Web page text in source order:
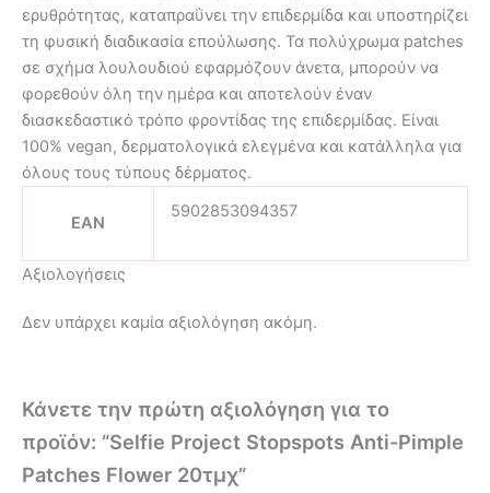
ερυθρότητας, καταπραΰνει την επιδερμίδα και υποστηρίζει
τη φυσική διαδικασία επούλωσης. Τα πολύχρωμα patches
σε σχήμα λουλουδιού εφαρμόζουν άνετα, μπορούν να
φορεθούν όλη την ημέρα και αποτελούν έναν
διασκεδαστικό τρόπο φροντίδας της επιδερμίδας. Είναι
100% vegan, δερματολογικά ελεγμένα και κατάλληλα για
όλους τους τύπους δέρματος.
EAN
5902853094357
Αξιολογήσεις
Δεν υπάρχει καμία αξιολόγηση ακόμη.
Κάνετε την πρώτη αξιολόγηση για το
προϊόν: “Selfie Project Stopspots Anti-Pimple
Patches Flower 20τμχ”